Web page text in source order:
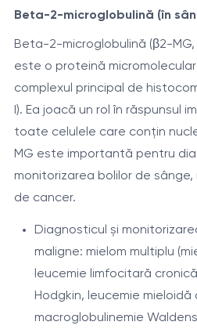
Beta-2-microglobulină (în
Beta-2-microglobulină (β2-
este o proteină
complexul principal de
I). Ea joacă un rol în răspunsul
toate celulele care conțin
MG este importantă pentru
monitorizarea bolilor de sânge,
de cancer.
Diagnosticul și
maligne: mielom multiplu
leucemie limfocitară
Hodgkin, leucemie
macroglobulinemie